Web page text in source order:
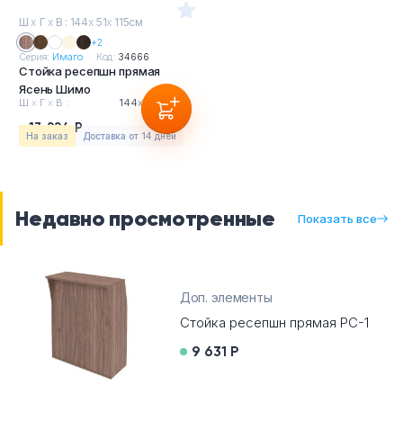
Ш х Г х В : 144х 51х 115см
+2
Серия: Имаго Код: 34666
Стойка ресепшн прямая
Ясень Шимо
Ш х Г х В : 144х51 х115см
13 224 Р
На заказ Доставка от 14 дней
Недавно просмотренные Показать все
Доп. элементы
Стойка ресепшн прямая РС-1
9 631 Р